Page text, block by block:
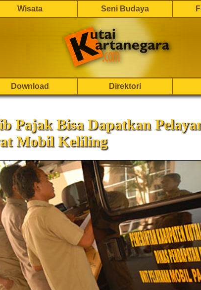
Wisata Seni Budaya
Download Direktori
Pajak Bisa Dapatkan
Mobil Keliling